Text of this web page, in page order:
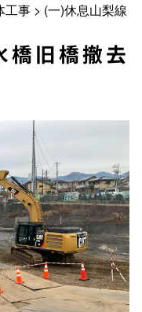
工事 > (一)休息山梨線
橋旧橋撤去